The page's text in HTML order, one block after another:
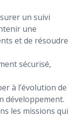
un suivi
une
et de résoudre
sécurisé,
à l’évolution de
développement.
les missions qui